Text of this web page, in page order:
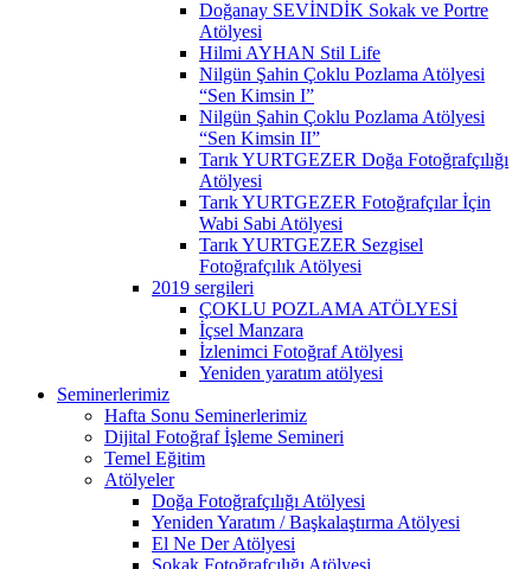
Doğanay SEVİNDİK Sokak ve Portre
Atölyesi
Hilmi AYHAN Stil Life
Nilgün Şahin Çoklu Pozlama Atölyesi
“Sen Kimsin I”
Nilgün Şahin Çoklu Pozlama Atölyesi
“Sen Kimsin II”
Tarık YURTGEZER Doğa Fotoğrafçılığı
Atölyesi
Tarık YURTGEZER Fotoğrafçılar İçin
Wabi Sabi Atölyesi
Tarık YURTGEZER Sezgisel
Fotoğrafçılık Atölyesi
2019 sergileri
ÇOKLU POZLAMA ATÖLYESİ
İçsel Manzara
İzlenimci Fotoğraf Atölyesi
Yeniden yaratım atölyesi
Seminerlerimiz
Hafta Sonu Seminerlerimiz
Dijital Fotoğraf İşleme Semineri
Temel Eğitim
Atölyeler
Doğa Fotoğrafçılığı Atölyesi
Yeniden Yaratım / Başkalaştırma Atölyesi
El Ne Der Atölyesi
Sokak Fotoğrafçılığı Atölyesi